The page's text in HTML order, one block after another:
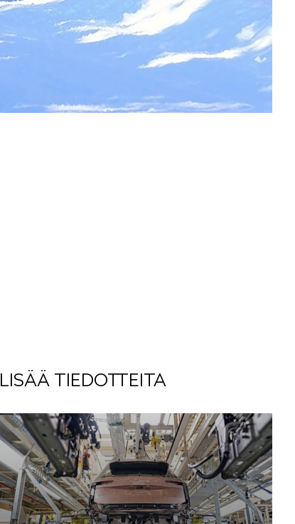
RALLI
LISÄÄ TIEDOTTEITA